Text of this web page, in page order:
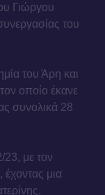
Γιώργου
του
του Άρη και
οποίο έκανε
συνολικά 28
23, με τον
μια